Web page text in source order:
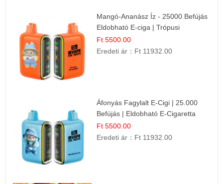
Mangó-Ananász Íz - 25000 Befújás
Eldobható E-ciga | Trópusi
Gyümölcs Élmény!
Ft 5500.00
Eredeti ár： Ft 11932.00
Áfonyás Fagylalt E-Cigi | 25.000
Befújás | Eldobható E-Cigaretta
Ft 5500.00
Eredeti ár： Ft 11932.00